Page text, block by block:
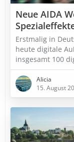
Neue AIDA
Erstmalig in
heute digitale
insgesamt 100
Alicia
15. August